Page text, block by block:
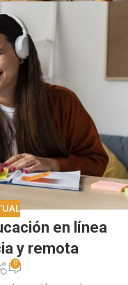
en línea
y remota
0